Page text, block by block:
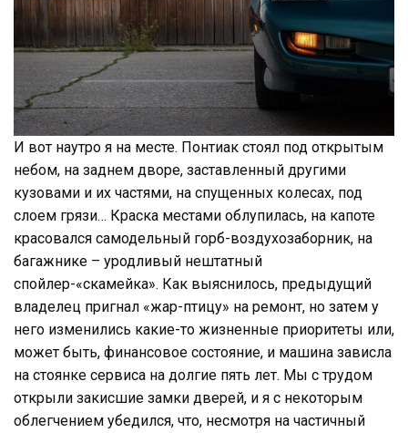
И вот наутро я на месте. Понтиак стоял под открытым
небом, на заднем дворе, заставленный другими
кузовами и их частями, на спущенных колесах, под
слоем грязи… Краска местами облупилась, на капоте
красовался самодельный горб-воздухозаборник, на
багажнике – уродливый нештатный
спойлер-«скамейка». Как выяснилось, предыдущий
владелец пригнал «жар-птицу» на ремонт, но затем у
него изменились какие-то жизненные приоритеты или,
может быть, финансовое состояние, и машина зависла
на стоянке сервиса на долгие пять лет. Мы с трудом
открыли закисшие замки дверей, и я с некоторым
облегчением убедился, что, несмотря на частичный